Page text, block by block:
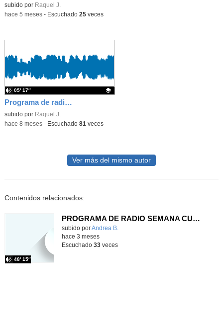
Contenido educativo.
subido por Raquel J.
-hace 5 meses- Escuchado 25veces
Programa de radio 2ºA Planes Navideños
Contenido educativo.
subido por Raquel J.
05′ 17″
-hace 8 meses- Escuchado 81veces
Ver más del mismo autor
Contenidos relacionados:
PROGRAMA DE RADIO SEMANA CULTURAL 23-3-2026
Contenido educativo.
subido porAndrea B.
48′ 15″
hace 3 meses
Escuchado 33veces